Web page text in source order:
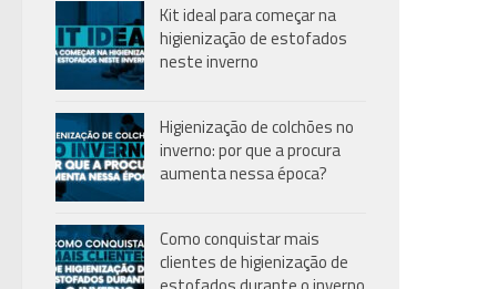
Kit ideal para começar na
higienização de estofados
neste inverno
Higienização de colchões no
inverno: por que a procura
aumenta nessa época?
Como conquistar mais
clientes de higienização de